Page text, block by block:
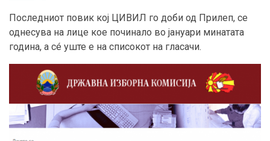
Последниот повик кој ЦИВИЛ го доби од Прилеп, се
однесува на лице кое починало во јануари минатата
година, а сé уште е на списокот на гласачи.